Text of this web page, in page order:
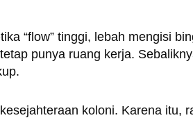
“flow” tinggi, lebah mengisi
punya ruang kerja.
koloni. Karena itu,